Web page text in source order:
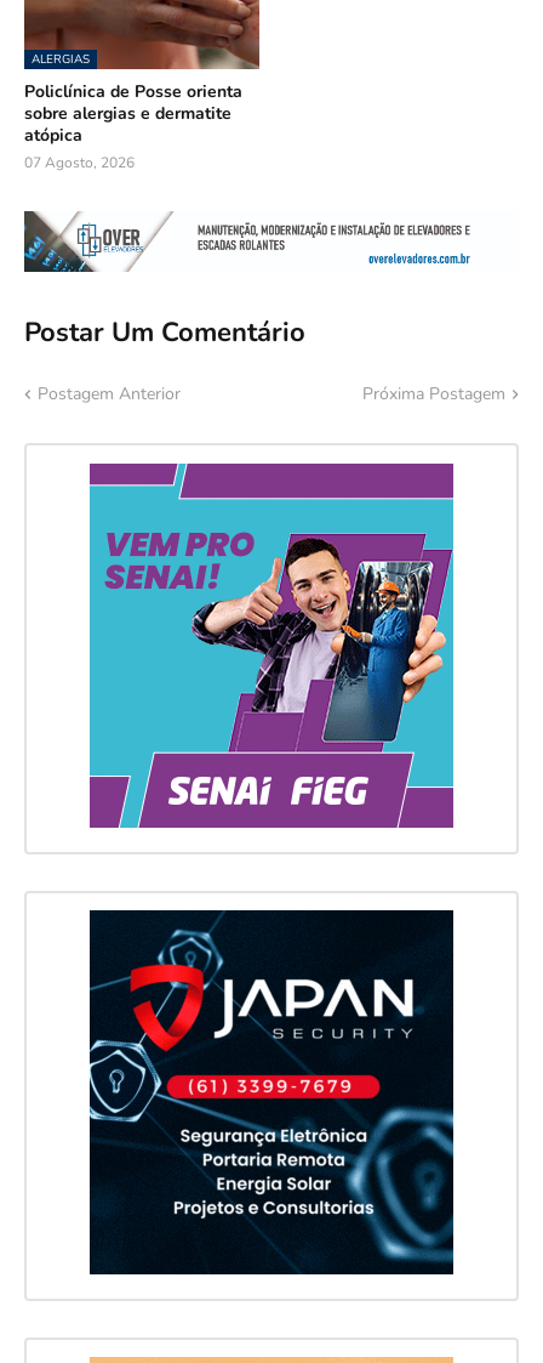
ALERGIAS
Policlínica de Posse orienta
sobre alergias e dermatite
atópica
07 Agosto, 2026
Postar Um Comentário
Postagem Anterior Próxima Postagem